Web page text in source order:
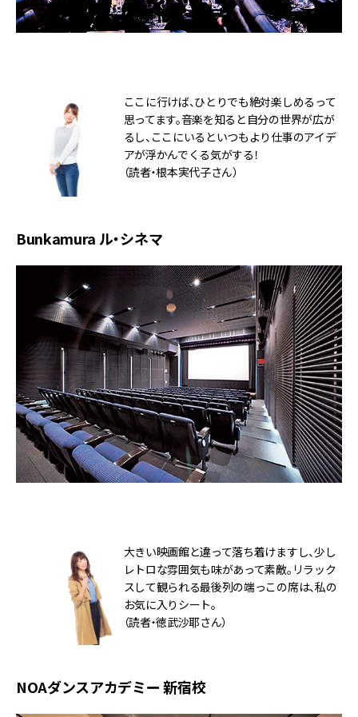
ここに行けば、ひとりでも絶対楽しめるって
思ってます。音楽を知ると自分の世界が広が
るし、ここにいるといつもより仕事のアイデ
アが浮かんでくる気がする！
（読者・根本実代子さん）
Bunkamura ル・シネマ
大きい映画館と違って落ち着けますし、少し
レトロな雰囲気も味があって素敵。リラック
スして観られる最後列の端っこの席は、私の
お気に入りシート。
（読者・徳武沙耶さん）
NOAダンスアカデミー 新宿校